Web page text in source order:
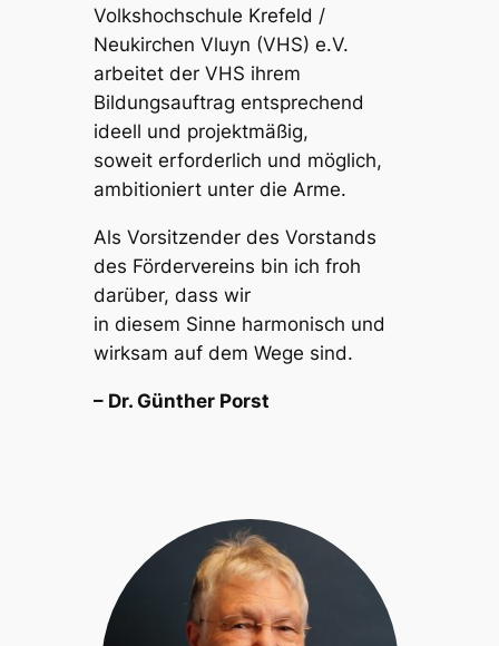
Volkshochschule Krefeld /
Neukirchen Vluyn (VHS) e.V.
arbeitet der VHS ihrem
Bildungsauftrag entsprechend
ideell und projektmäßig,
soweit erforderlich und möglich,
ambitioniert unter die Arme.
Als Vorsitzender des Vorstands
des Fördervereins bin ich froh
darüber, dass wir
in diesem Sinne harmonisch und
wirksam auf dem Wege sind.
– Dr. Günther Porst